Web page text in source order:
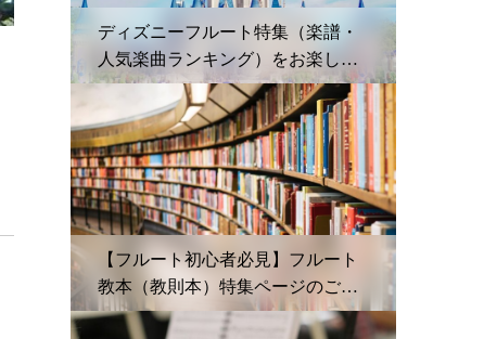
ディズニーフルート特集（楽譜・
人気楽曲ランキング）をお楽しみ
ください♪
【フルート初心者必見】フルート
教本（教則本）特集ページのご案
内